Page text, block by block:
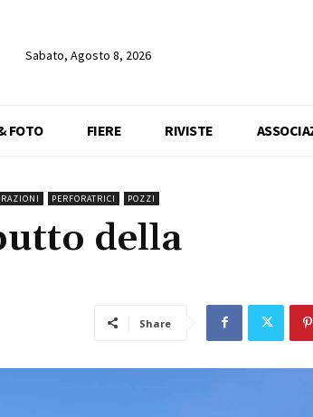
Sabato, Agosto 8, 2026
FOTO FIERE RIVISTE
PERFORATRICI POZZI
della
Share